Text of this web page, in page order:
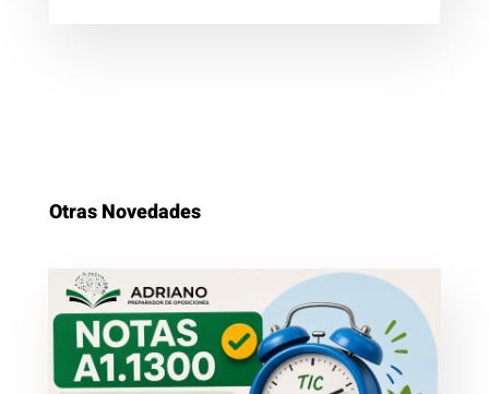
Otras Novedades